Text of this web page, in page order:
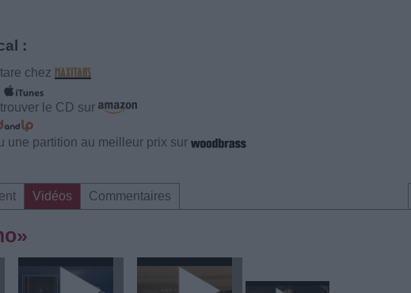
:
chez
le CD sur
une partition au meilleur prix sur
Vidéos Commentaires